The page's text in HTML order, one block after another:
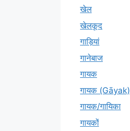
खेल
खेलकूद
गाड़ियां
गानेबाज
गायक
गायक (Gāyak)
गायक/गायिका
गायकों